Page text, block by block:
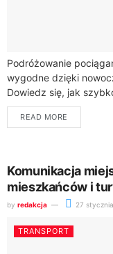
Podróżowanie
wygodne dzięki
Dowiedz się, jak
dostępnych usług
kompleksowe
READ MORE
Komunikacja
mieszkańców i
by redakcja 27
TRANSPORT